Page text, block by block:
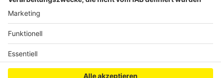
Anzeige
Anzeige